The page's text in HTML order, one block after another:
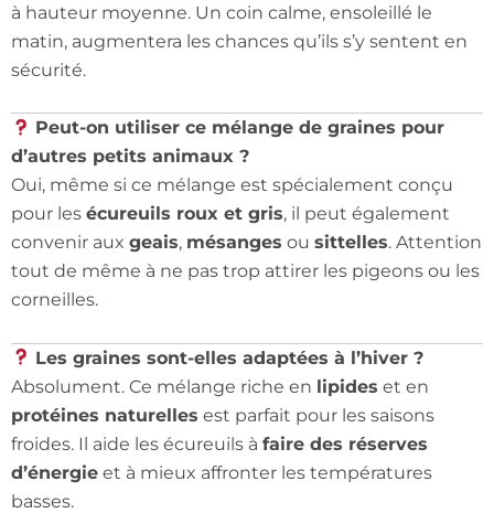
à hauteur moyenne. Un coin calme, ensoleillé le
matin, augmentera les chances qu’ils s’y sentent en
sécurité.
Peut-on utiliser ce mélange de graines pour
d’autres petits animaux ?
Oui, même si ce mélange est spécialement conçu
pour les écureuils roux et gris, il peut également
convenir aux geais, mésanges ou sittelles. Attention
tout de même à ne pas trop attirer les pigeons ou les
corneilles.
Les graines sont-elles adaptées à l’hiver ?
Absolument. Ce mélange riche en lipides et en
protéines naturelles est parfait pour les saisons
froides. Il aide les écureuils à faire des réserves
d’énergie et à mieux affronter les températures
basses.